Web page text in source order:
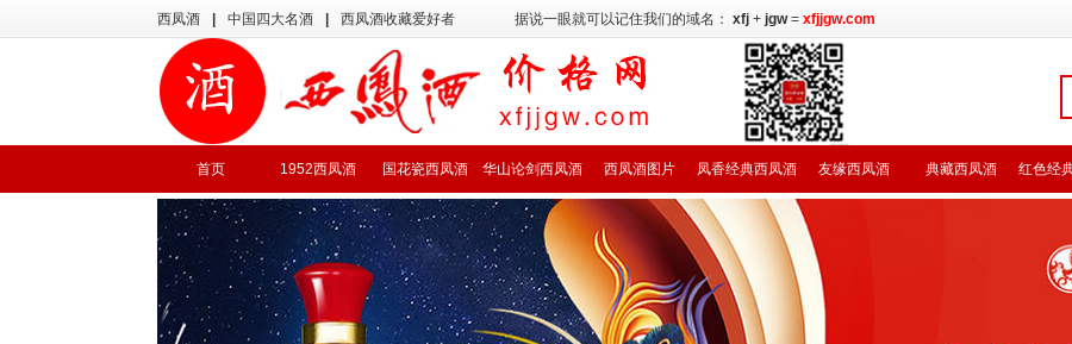
西凤酒 中国四大名酒 西凤酒收藏爱好者 据说一眼就可以记住我们的域名： xfj + jgw= xfjjgw.com
首页 1952西凤酒 国花瓷西凤酒 华山论剑西凤酒 西凤酒图片 凤香经典西凤酒 友缘西凤酒 典藏西凤酒 红色经